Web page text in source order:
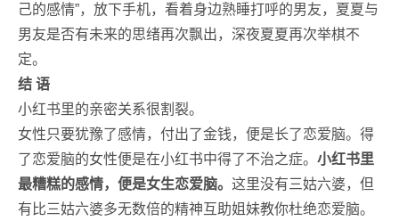
己的感情”，放下手机，看着身边熟睡打呼的男友，夏夏与
男友是否有未来的思绪再次飘出，深夜夏夏再次举棋不
定。
结 语
小红书里的亲密关系很割裂。
女性只要犹豫了感情，付出了金钱，便是长了恋爱脑。得
了恋爱脑的女性便是在小红书中得了不治之症。 小红书里
最糟糕的感情，便是女生恋爱脑。 这里没有三姑六婆，但
有比三姑六婆多无数倍的精神互助姐妹教你杜绝恋爱脑。